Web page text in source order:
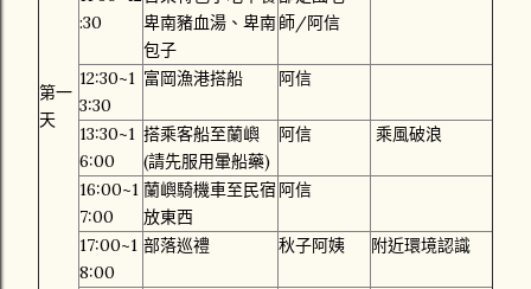
第一
天
:30
卑南豬血湯、卑南
包子
師/阿信
12:30~1
3:30
富岡漁港搭船 阿信
13:30~1
6:00
搭乘客船至蘭嶼
(請先服用暈船藥)
阿信 乘風破浪
16:00~1
7:00
蘭嶼騎機車至民宿
放東西
阿信
17:00~1
8:00
部落巡禮 秋子阿姨 附近環境認識